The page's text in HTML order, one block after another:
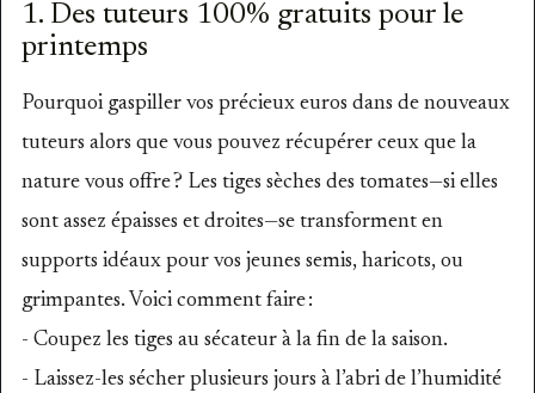
1. Des tuteurs 100% gratuits pour le
printemps
Pourquoi gaspiller vos précieux euros dans de nouveaux
tuteurs alors que vous pouvez récupérer ceux que la
nature vous offre ? Les tiges sèches des tomates—si elles
sont assez épaisses et droites—se transforment en
supports idéaux pour vos jeunes semis, haricots, ou
grimpantes. Voici comment faire :
- Coupez les tiges au sécateur à la fin de la saison.
- Laissez-les sécher plusieurs jours à l’abri de l’humidité